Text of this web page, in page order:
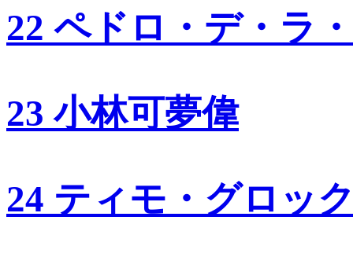
22 ペドロ・デ・ラ
23 小林可夢偉
24 ティモ・グロッ